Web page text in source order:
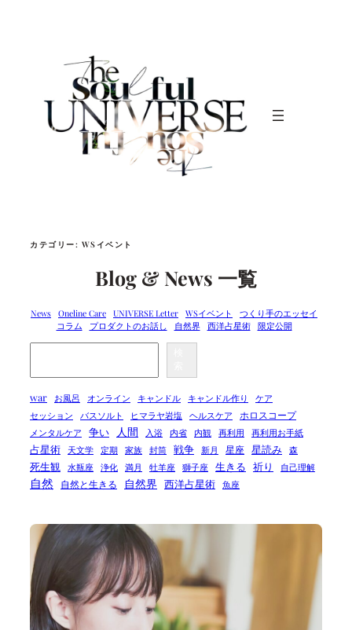
カテゴリー: WSイベント
Blog & News 一覧
News Oneline Care UNIVERSE Letter WSイベント
つくり手のエッセイ
コラム
プロダクトのお話し 自然界 西洋占星術 限定公開
war お風呂 オンライン キャンドル キャンドル作り
ケア
セッション
バスソルト ヒマラヤ岩塩 ヘルスケア ホロスコープ
メンタルケア 争い 人間 入浴 内省 内観 再利用 再利用お手紙
占星術 天文学 定期 家族 封筒 戦争 新月 星座 星読み 森
死生観 水瓶座 浄化 満月 牡羊座 獅子座 生きる 祈り 自己理解
自然 自然と生きる 自然界 西洋占星術 魚座